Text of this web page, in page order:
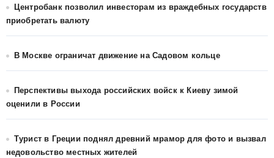
Центробанк позволил инвесторам из враждебных государств
приобретать валюту
В Москве ограничат движение на Садовом кольце
Перспективы выхода российских войск к Киеву зимой
оценили в России
Турист в Греции поднял древний мрамор для фото и вызвал
недовольство местных жителей